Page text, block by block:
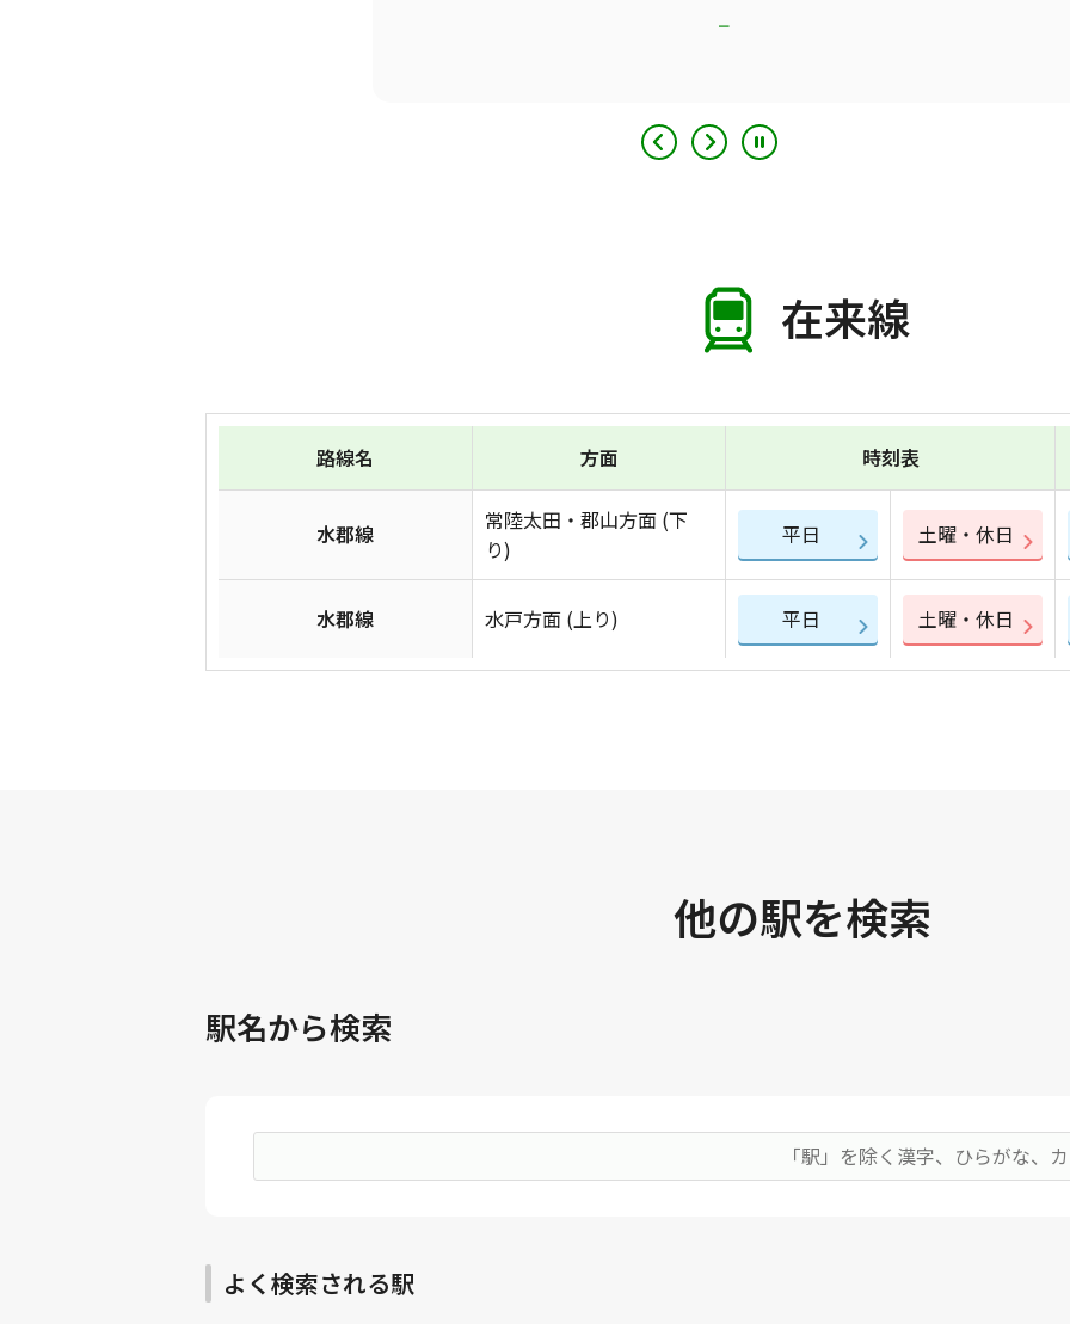
在来線
路線名 方面 時刻表
水郡線
常陸太田・郡山方面 (下
り)
平日 土曜・休日
水郡線 水戸方面 (上り) 平日 土曜・休日
他の駅を検索
駅名から検索
よく検索される駅